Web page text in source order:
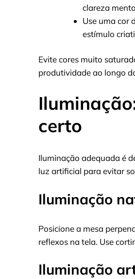
clareza
Use uma cor
estímulo
Evite cores muito
produtividade ao longo
certo
Iluminação adequada é
luz artificial para evitar
Iluminação
Posicione a mesa
reflexos na tela. Use
Iluminação